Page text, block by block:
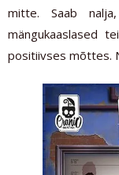
mitte. Saab
mängukaaslased
positiivses mõttes.